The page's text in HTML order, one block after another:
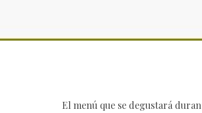
El menú que se degustará